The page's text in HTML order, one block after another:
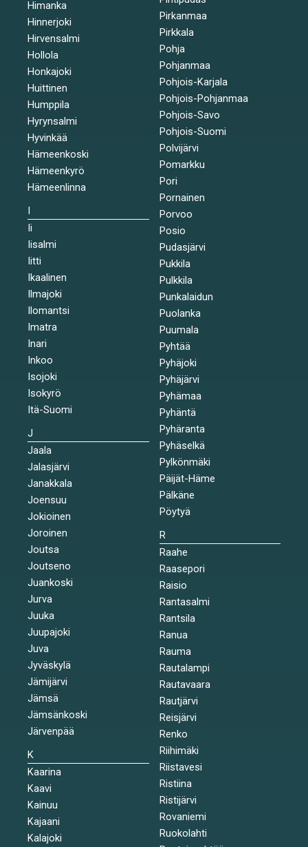
Himanka
Hinnerjoki
Hirvensalmi
Hollola
Honkajoki
Huittinen
Humppila
Hyrynsalmi
Hyvinkää
Hämeenkoski
Hämeenkyrö
Hämeenlinna
I
Ii
Iisalmi
Iitti
Ikaalinen
Ilmajoki
Ilomantsi
Imatra
Inari
Inkoo
Isojoki
Isokyrö
Itä-Suomi
J
Jaala
Jalasjärvi
Janakkala
Joensuu
Jokioinen
Joroinen
Joutsa
Joutseno
Juankoski
Jurva
Juuka
Juupajoki
Juva
Jyväskylä
Jämijärvi
Jämsä
Jämsänkoski
Järvenpää
K
Kaarina
Kaavi
Kainuu
Kajaani
Kalajoki
Pirkanmaa
Pirkkala
Pohja
Pohjanmaa
Pohjois-Karjala
Pohjois-Pohjanmaa
Pohjois-Savo
Pohjois-Suomi
Polvijärvi
Pomarkku
Pori
Pornainen
Porvoo
Posio
Pudasjärvi
Pukkila
Pulkkila
Punkalaidun
Puolanka
Puumala
Pyhtää
Pyhäjoki
Pyhäjärvi
Pyhämaa
Pyhäntä
Pyhäranta
Pyhäselkä
Pylkönmäki
Päijät-Häme
Pälkäne
Pöytyä
R
Raahe
Raasepori
Raisio
Rantasalmi
Rantsila
Ranua
Rauma
Rautalampi
Rautavaara
Rautjärvi
Reisjärvi
Renko
Riihimäki
Riistavesi
Ristiina
Ristijärvi
Rovaniemi
Ruokolahti